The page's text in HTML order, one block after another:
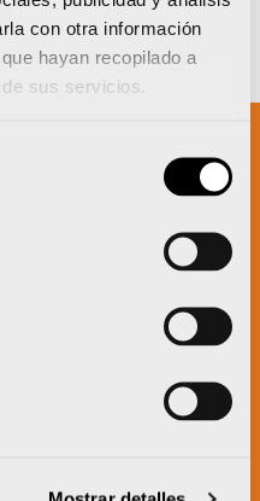
con otra información
hayan recopilado a
sus servicios.